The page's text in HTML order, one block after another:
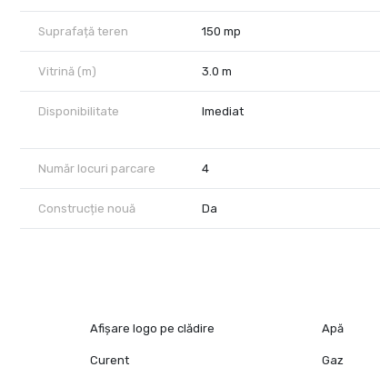
! Tranzacție intermediata exclusiv prin intermediul agenției !
Se dorește și se oferă seriozitate .
Detalii și vizionari la 0787 338 844 Antonio Cojocaru
Suprafață teren 150 mp
Vitrină (m) 3.0 m
Disponibilitate Imediat
Număr locuri parcare 4
Construcție nouă Da
Afișare logo pe clădire Apă
Curent Gaz